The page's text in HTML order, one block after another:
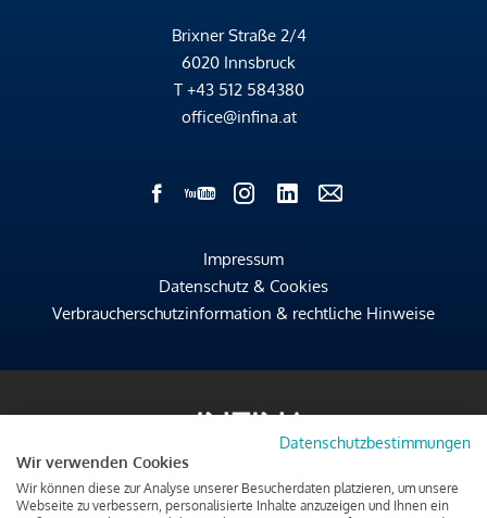
Brixner Straße 2/4
6020 Innsbruck
T +43 512 584380
office@infina.at
Impressum
Datenschutz & Cookies
Verbraucherschutzinformation & rechtliche Hinweise
Datenschutzbestimmungen
Wir verwenden Cookies
Wir können diese zur Analyse unserer Besucherdaten platzieren, um unsere
Webseite zu verbessern, personalisierte Inhalte anzuzeigen und Ihnen ein